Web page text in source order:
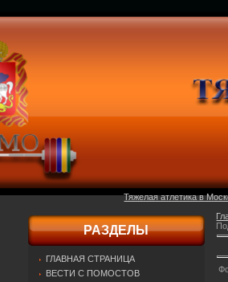
Тяжелая атлетика в
РАЗДЕЛЫ
ГЛАВНАЯ СТРАНИЦА
ВЕСТИ С ПОМОСТОВ